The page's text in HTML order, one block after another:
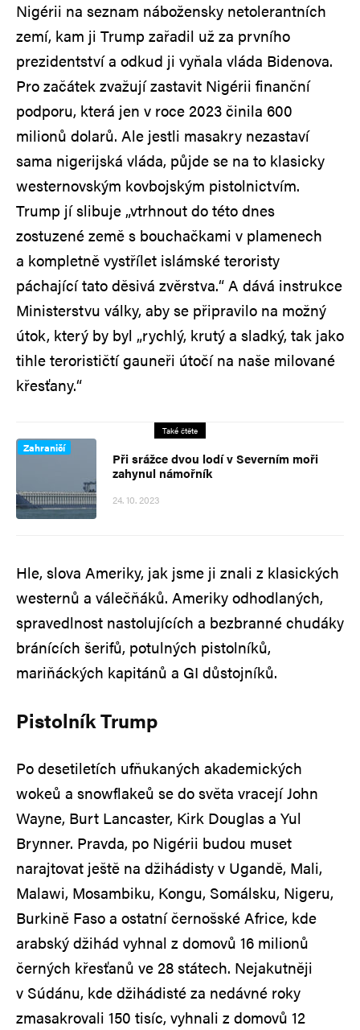
Nigérii na seznam nábožensky netolerantních
zemí, kam ji Trump zařadil už za prvního
prezidentství a odkud ji vyňala vláda Bidenova.
Pro začátek zvažují zastavit Nigérii finanční
podporu, která jen v roce 2023 činila 600
milionů dolarů. Ale jestli masakry nezastaví
sama nigerijská vláda, půjde se na to klasicky
westernovským kovbojským pistolnictvím.
Trump jí slibuje „vtrhnout do této dnes
zostuzené země s bouchačkami v plamenech
a kompletně vystřílet islámské teroristy
páchající tato děsivá zvěrstva.“ A dává instrukce
Ministerstvu války, aby se připravilo na možný
útok, který by byl „rychlý, krutý a sladký, tak jako
tihle terorističtí gauneři útočí na naše milované
křesťany.“
Také čtěte
Zahraničí
Při srážce dvou lodí v Severním moři
zahynul námořník
24. 10. 2023
Hle, slova Ameriky, jak jsme ji znali z klasických
westernů a válečňáků. Ameriky odhodlaných,
spravedlnost nastolujících a bezbranné chudáky
bránících šerifů, potulných pistolníků,
mariňáckých kapitánů a GI důstojníků.
Pistolník Trump
Po desetiletích ufňukaných akademických
wokeů a snowflakeů se do světa vracejí John
Wayne, Burt Lancaster, Kirk Douglas a Yul
Brynner. Pravda, po Nigérii budou muset
narajtovat ještě na džihádisty v Ugandě, Mali,
Malawi, Mosambiku, Kongu, Somálsku, Nigeru,
Burkině Faso a ostatní černošské Africe, kde
arabský džihád vyhnal z domovů 16 milionů
černých křesťanů ve 28 státech. Nejakutněji
v Súdánu, kde džihádisté za nedávné roky
zmasakrovali 150 tisíc, vyhnali z domovů 12